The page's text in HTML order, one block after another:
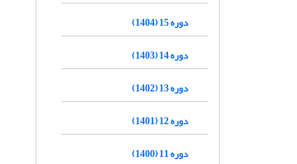
دوره 15 (1404)
دوره 14 (1403)
دوره 13 (1402)
دوره 12 (1401)
دوره 11 (1400)